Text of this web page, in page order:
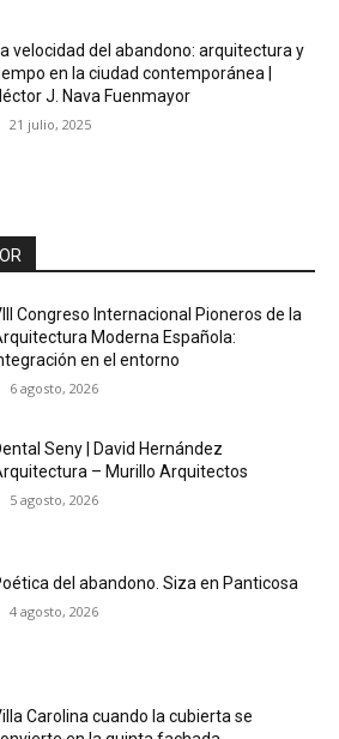
velocidad del abandono: arquitectura y
en la ciudad contemporánea |
J. Nava Fuenmayor
21 julio, 2025
Congreso Internacional Pioneros de la
Moderna Española:
en el entorno
6 agosto, 2026
Seny | David Hernández
– Murillo Arquitectos
5 agosto, 2026
del abandono. Siza en Panticosa
4 agosto, 2026
Carolina cuando la cubierta se